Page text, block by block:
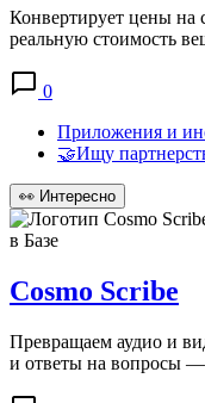
Конвертирует цены на
реальную стоимость
0
Приложения и
🤝Ищу
👀 Интересно
в Базе
Cosmo Scribe
Превращаем аудио и
и ответы на вопросы —